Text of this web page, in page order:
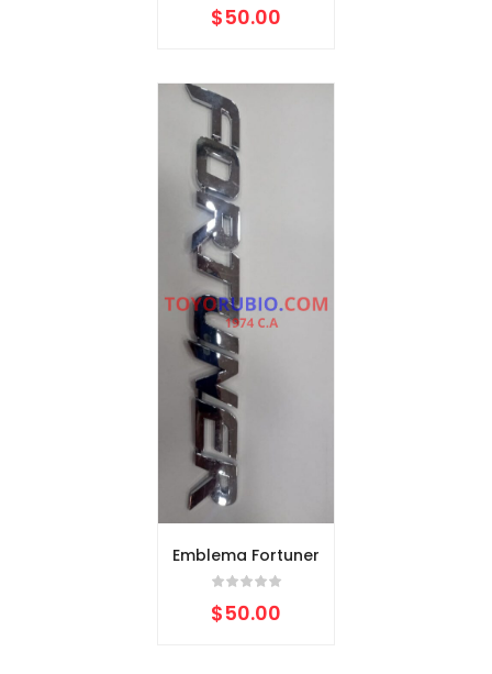
$50.00
Emblema Fortuner
$50.00